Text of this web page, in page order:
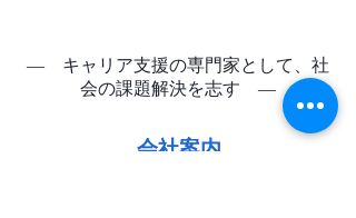
​― キャリア支援の専門家として、社
会の課題解決を志す ―
会社案内